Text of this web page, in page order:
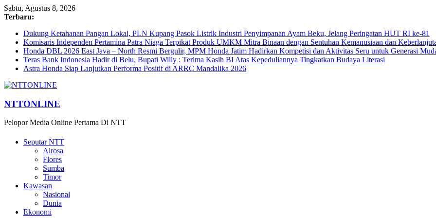
Sabtu, Agustus 8, 2026
Terbaru:
Dukung Ketahanan Pangan Lokal, PLN Kupang Pasok Listrik Industri Penyimpanan Ayam Beku, Jelang Peringatan HUT RI ke-81
Komisaris Independen Pertamina Patra Niaga Terpikat Produk UMKM Mitra Binaan dengan Sentuhan Kemanusiaan dan
Honda DBL 2026 East Java – North Resmi Bergulir, MPM Honda Jatim Hadirkan Kompetisi dan Aktivitas Seru untuk Generasi
Teras Bank Indonesia Hadir di Belu, Bupati Willy : Terima Kasih BI Atas Kepeduliannya Tingkatkan Budaya Literasi
Astra Honda Siap Lanjutkan Performa Positif di ARRC Mandalika 2026
NTTONLINE
Pelopor Media Online Pertama Di NTT
Seputar NTT
Alrosa
Flores
Sumba
Timor
Kawasan
Nasional
Dunia
Ekonomi